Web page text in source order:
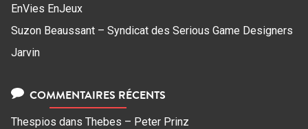
EnVies EnJeux
Suzon Beaussant – Syndicat des Serious Game Designers
Jarvin
COMMENTAIRES RÉCENTS
Thespios dans Thebes – Peter Prinz